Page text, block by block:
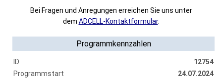
Bei Fragen und Anregungen erreichen Sie uns unter
dem ADCELL-Kontaktformular.
Programmkennzahlen
ID
12754
Programmstart
24.07.2024